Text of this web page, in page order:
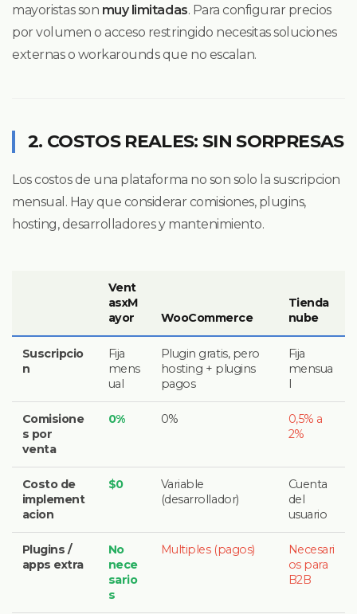
mayoristas son muy limitadas. Para configurar precios
por volumen o acceso restringido necesitas soluciones
externas o workarounds que no escalan.
2. COSTOS REALES: SIN SORPRESAS
Los costos de una plataforma no son solo la suscripcion
mensual. Hay que considerar comisiones, plugins,
hosting, desarrolladores y mantenimiento.
Vent
asxM
ayor
WooCommerce
Tienda
nube
Suscripcio
n
Fija
mens
ual
Plugin gratis, pero
hosting + plugins
pagos
Fija
mensua
l
Comisione
s por
venta
0% 0%
0,5% a
2%
Costo de
implement
acion
$0
Variable
(desarrollador)
Cuenta
del
usuario
Plugins /
apps extra
No
nece
sario
s
Multiples (pagos)
Necesari
os para
B2B